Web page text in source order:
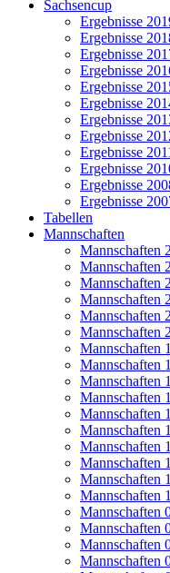
Sachsencup
Ergebnisse
Ergebnisse
Ergebnisse
Ergebnisse
Ergebnisse
Ergebnisse
Ergebnisse
Ergebnisse
Ergebnisse
Ergebnisse
Ergebnisse
Ergebnisse
Tabellen
Mannschaften
Mannschaften
Mannschaften
Mannschaften
Mannschaften
Mannschaften
Mannschaften
Mannschaften
Mannschaften
Mannschaften
Mannschaften
Mannschaften
Mannschaften
Mannschaften
Mannschaften
Mannschaften
Mannschaften
Mannschaften
Mannschaften
Mannschaften
Mannschaften